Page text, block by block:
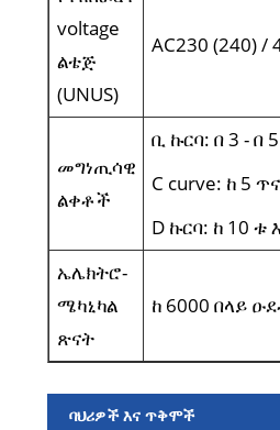
voltage
ልቴጅ
(UNUS)
AC230 (240) /
መግነጢሳዊ
ልቀቶች
ቢ ኩርባ: በ 3 - በ
C curve: ከ 5
D ኩርባ: ከ 10 ቱ
ኤሌክትሮ-
ሜካኒካል
ጽናት
ከ 6000 በላይ
ባህሪዎች እና ጥቅሞች